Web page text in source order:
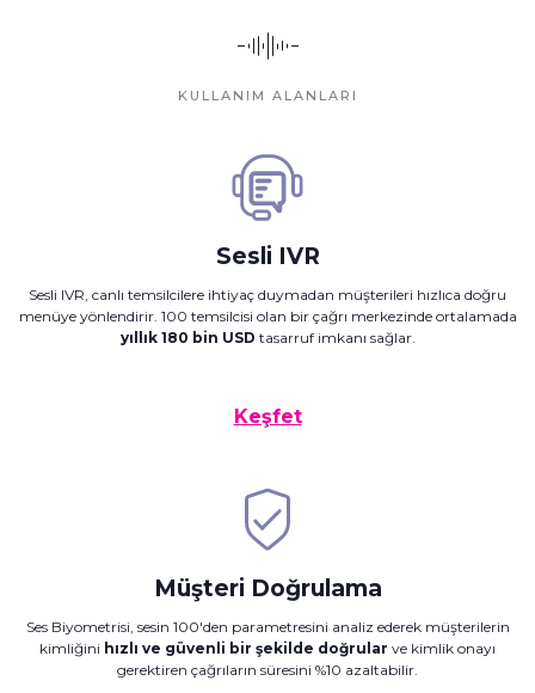
KULLANIM ALANLARI
Sesli IVR
Sesli IVR, canlı temsilcilere ihtiyaç duymadan müşterileri hızlıca doğru
menüye yönlendirir. 100 temsilcisi olan bir çağrı merkezinde ortalamada
yıllık 180 bin USD tasarruf imkanı sağlar.
Keşfet
Müşteri Doğrulama
Ses Biyometrisi, sesin 100'den parametresini analiz ederek müşterilerin
kimliğini hızlı ve güvenli bir şekilde doğrular ve kimlik onayı
gerektiren çağrıların süresini %10 azaltabilir.